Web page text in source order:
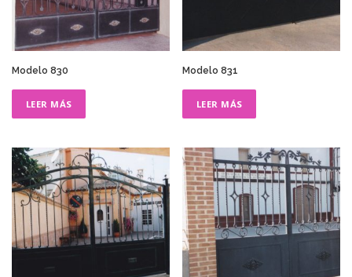
Modelo 830
LEER MÁS
Modelo 831
LEER MÁS